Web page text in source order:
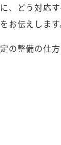
、どう対応
お伝えします
の整備の仕